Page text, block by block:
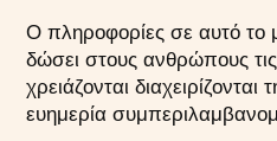
Ο πληροφορίες σε αυτό το
δώσει στους ανθρώπους
χρειάζονταιδιαχειρίζονται
ευημερία